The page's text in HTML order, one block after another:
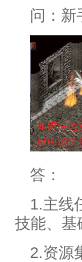
问：新
答：
1.主线
技能、基
2.资源